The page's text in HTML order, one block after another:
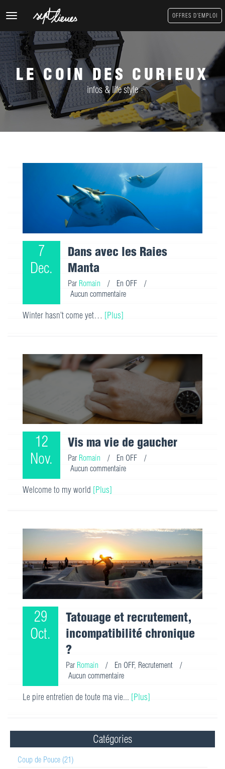
Toggle
OFFRES D'EMPLOI
LE COIN DES CURIEUX
infos & life style
7
Dec.
Dans avec les Raies
Manta
Par Romain / En OFF
/
Aucun commentaire
Winter hasn’t come yet… [Plus]
12
Nov.
Vis ma vie de gaucher
Par Romain / En OFF
/
Aucun commentaire
Welcome to my world [Plus]
29
Oct.
Tatouage et recrutement,
incompatibilité chronique
?
Par Romain / En OFF, Recrutement
/
Aucun commentaire
Le pire entretien de toute ma vie... [Plus]
Catégories
Coup de Pouce (21)